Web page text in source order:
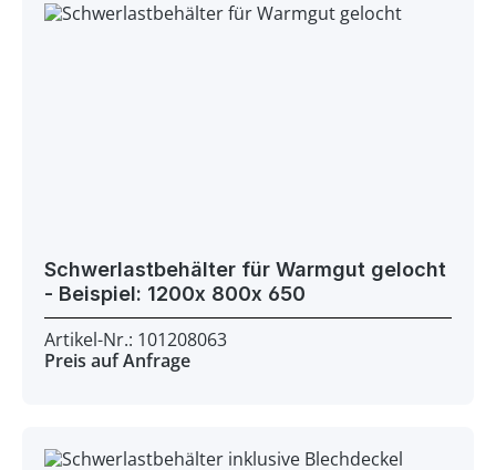
Schwerlastbehälter für Warmgut gelocht
- Beispiel: 1200x 800x 650
Artikel-Nr.: 101208063
Preis auf Anfrage